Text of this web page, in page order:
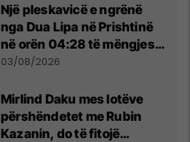
Një pleskavicë e ngrënë
nga Dua Lipa në Prishtinë
në orën 04:28 të mëngjesit
- dhe bota digjitale serbe
03/08/2026
Mirlind Daku mes lotëve
përshëndetet me Rubin
Kazanin, do të fitojë